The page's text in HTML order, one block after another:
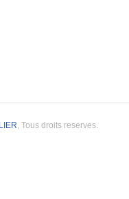
, Tous droits reserves.